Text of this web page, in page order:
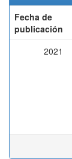
Fecha de
publicación
2021